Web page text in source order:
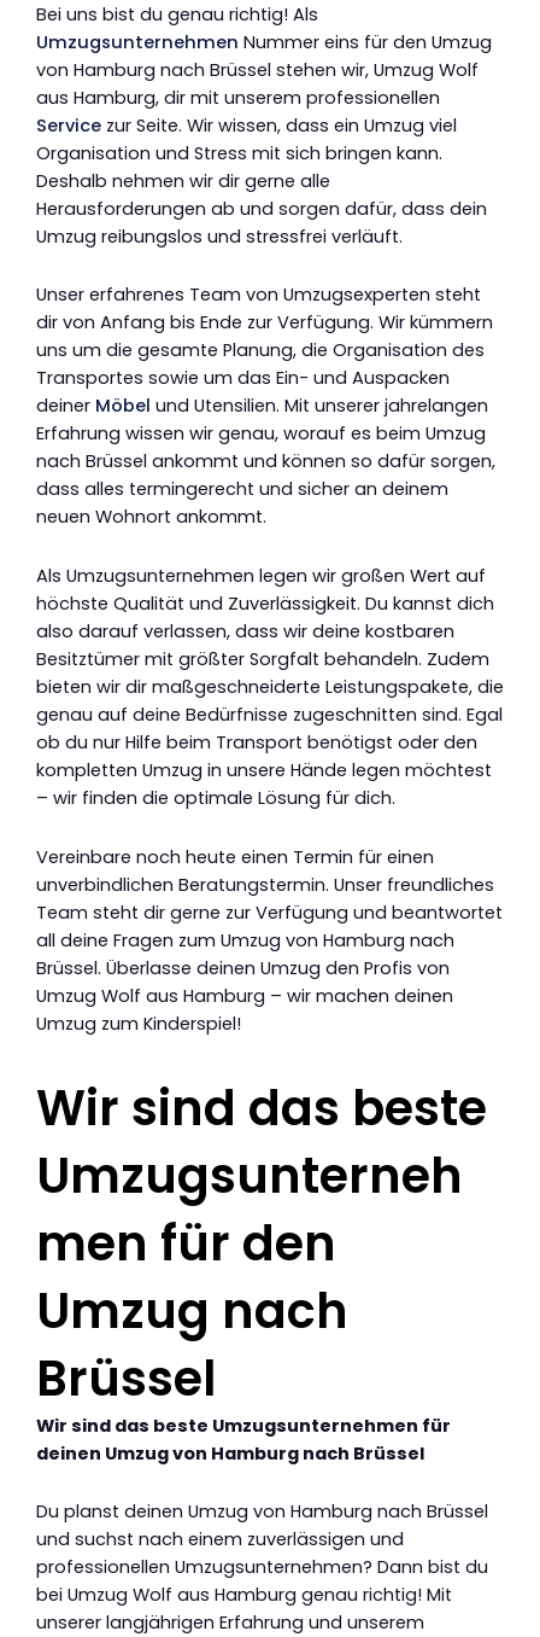
Bei uns bist du genau richtig! Als
Umzugsunternehmen Nummer eins für den Umzug
von Hamburg nach Brüssel stehen wir, Umzug Wolf
aus Hamburg, dir mit unserem professionellen
Service zur Seite. Wir wissen, dass ein Umzug viel
Organisation und Stress mit sich bringen kann.
Deshalb nehmen wir dir gerne alle
Herausforderungen ab und sorgen dafür, dass dein
Umzug reibungslos und stressfrei verläuft.
Unser erfahrenes Team von Umzugsexperten steht
dir von Anfang bis Ende zur Verfügung. Wir kümmern
uns um die gesamte Planung, die Organisation des
Transportes sowie um das Ein- und Auspacken
deiner Möbel und Utensilien. Mit unserer jahrelangen
Erfahrung wissen wir genau, worauf es beim Umzug
nach Brüssel ankommt und können so dafür sorgen,
dass alles termingerecht und sicher an deinem
neuen Wohnort ankommt.
Als Umzugsunternehmen legen wir großen Wert auf
höchste Qualität und Zuverlässigkeit. Du kannst dich
also darauf verlassen, dass wir deine kostbaren
Besitztümer mit größter Sorgfalt behandeln. Zudem
bieten wir dir maßgeschneiderte Leistungspakete, die
genau auf deine Bedürfnisse zugeschnitten sind. Egal
ob du nur Hilfe beim Transport benötigst oder den
kompletten Umzug in unsere Hände legen möchtest
– wir finden die optimale Lösung für dich.
Vereinbare noch heute einen Termin für einen
unverbindlichen Beratungstermin. Unser freundliches
Team steht dir gerne zur Verfügung und beantwortet
all deine Fragen zum Umzug von Hamburg nach
Brüssel. Überlasse deinen Umzug den Profis von
Umzug Wolf aus Hamburg – wir machen deinen
Umzug zum Kinderspiel!
Wir sind das beste
Umzugsunterneh
men für den
Umzug nach
Brüssel
Wir sind das beste Umzugsunternehmen für
deinen Umzug von Hamburg nach Brüssel
Du planst deinen Umzug von Hamburg nach Brüssel
und suchst nach einem zuverlässigen und
professionellen Umzugsunternehmen? Dann bist du
bei Umzug Wolf aus Hamburg genau richtig! Mit
unserer langjährigen Erfahrung und unserem